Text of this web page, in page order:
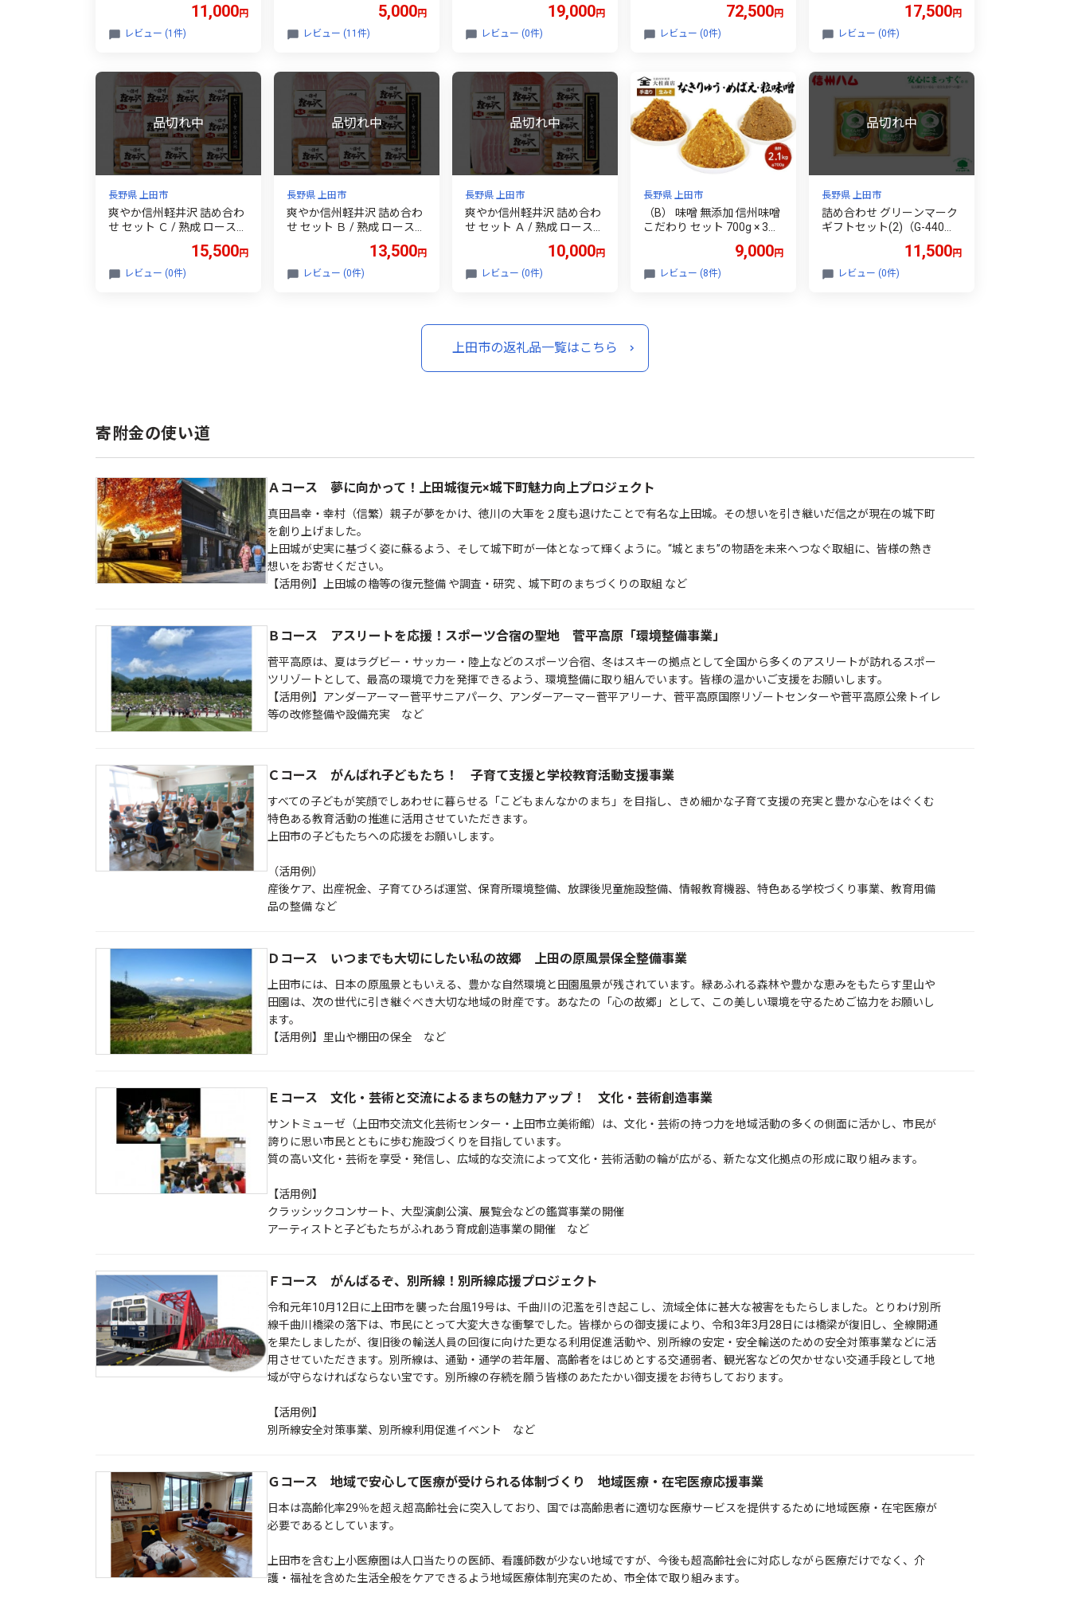
00g 計 1.4kg みそ 詰め合わ
せ ミソ 米みそ 信州 信州み
式会社大桂商店 [№5312-00
39]
11,000円
レビュー (1件)
峰 押し寄せるうま味をどう
ぞ味わってください 大吟醸
野 上田市 上田 株式会社大
桂商店 [№5312-0035]
5,000円
レビュー (11件)
せ かき氷 7月配送 [№5312-
7214]1315
19,000円
レビュー (0件)
マスカット 4kg 果物 くだも
の フルーツ デザート 旬の
72,500円
レビュー (0件)
17,500円
レビュー (0件)
長野県 上田市
爽やか信州軽井沢 詰め合わ
せ セット Ｃ / 熟成 ロースハ
g ビアシンケン 60g2個 熟成
あらびきウインナー 58g2個
15,500円
レビュー (0件)
長野県 上田市
爽やか信州軽井沢 詰め合わ
せ セット Ｂ / 熟成 ロースハ
アシンケン 60g 熟成 あらび
きウインナー 58g 2個 熟成
13,500円
レビュー (0件)
長野県 上田市
爽やか信州軽井沢 詰め合わ
せ セット Ａ / 熟成 ロースハ
アシンケン 60g 熟成 あらび
きウインナー 58g 熟成 ハー
10,000円
レビュー (0件)
長野県 上田市
（B） 味噌 無添加 信州味噌
こだわり セット 700g × 3種
手作り 調味料 天然醸造 信
州みそ 米味噌 米みそ 長野
9,000円
レビュー (8件)
長野県 上田市
詰め合わせ グリーンマーク
ギフトセット(2)（G-440）
ュー ウインナー 肉 ハム チ
ャーシュー セット 詰合せ
11,500円
レビュー (0件)
上田市の返礼品一覧はこちら
寄附金の使い道
Ａコース 夢に向かって！上田城復元×城下町魅力向上プロジェクト
真田昌幸・幸村（信繁）親子が夢をかけ、徳川の大軍を２度も退けたことで有名な上田城。その想いを引き継いだ信之が現在の城下町
を創り上げました。
上田城が史実に基づく姿に蘇るよう、そして城下町が一体となって輝くように。“城とまち”の物語を未来へつなぐ取組に、皆様の熱き
想いをお寄せください。
【活用例】上田城の櫓等の復元整備 や調査・研究 、城下町のまちづくりの取組 など
Ｂコース アスリートを応援！スポーツ合宿の聖地 菅平高原「環境整備事業」
菅平高原は、夏はラグビー・サッカー・陸上などのスポーツ合宿、冬はスキーの拠点として全国から多くのアスリートが訪れるスポー
ツリゾートとして、最高の環境で力を発揮できるよう、環境整備に取り組んでいます。皆様の温かいご支援をお願いします。
【活用例】アンダーアーマー菅平サニアパーク、アンダーアーマー菅平アリーナ、菅平高原国際リゾートセンターや菅平高原公衆トイレ
等の改修整備や設備充実 など
Ｃコース がんばれ子どもたち！ 子育て支援と学校教育活動支援事業
すべての子どもが笑顔でしあわせに暮らせる「こどもまんなかのまち」を目指し、きめ細かな子育て支援の充実と豊かな心をはぐくむ
特色ある教育活動の推進に活用させていただきます。
上田市の子どもたちへの応援をお願いします。
（活用例）
産後ケア、出産祝金、子育てひろば運営、保育所環境整備、放課後児童施設整備、情報教育機器、特色ある学校づくり事業、教育用備
品の整備 など
Ｄコース いつまでも大切にしたい私の故郷 上田の原風景保全整備事業
上田市には、日本の原風景ともいえる、豊かな自然環境と田園風景が残されています。緑あふれる森林や豊かな恵みをもたらす里山や
田園は、次の世代に引き継ぐべき大切な地域の財産です。あなたの「心の故郷」として、この美しい環境を守るためご協力をお願いし
ます。
【活用例】里山や棚田の保全 など
Ｅコース 文化・芸術と交流によるまちの魅力アップ！ 文化・芸術創造事業
サントミューゼ（上田市交流文化芸術センター・上田市立美術館）は、文化・芸術の持つ力を地域活動の多くの側面に活かし、市民が
誇りに思い市民とともに歩む施設づくりを目指しています。
質の高い文化・芸術を享受・発信し、広域的な交流によって文化・芸術活動の輪が広がる、新たな文化拠点の形成に取り組みます。
【活用例】
クラッシックコンサート、大型演劇公演、展覧会などの鑑賞事業の開催
アーティストと子どもたちがふれあう育成創造事業の開催 など
Ｆコース がんばるぞ、別所線！別所線応援プロジェクト
令和元年10月12日に上田市を襲った台風19号は、千曲川の氾濫を引き起こし、流域全体に甚大な被害をもたらしました。とりわけ別所
線千曲川橋梁の落下は、市民にとって大変大きな衝撃でした。皆様からの御支援により、令和3年3月28日には橋梁が復旧し、全線開通
を果たしましたが、復旧後の輸送人員の回復に向けた更なる利用促進活動や、別所線の安定・安全輸送のための安全対策事業などに活
用させていただきます。別所線は、通勤・通学の若年層、高齢者をはじめとする交通弱者、観光客などの欠かせない交通手段として地
域が守らなければならない宝です。別所線の存続を願う皆様のあたたかい御支援をお待ちしております。
【活用例】
別所線安全対策事業、別所線利用促進イベント など
Ｇコース 地域で安心して医療が受けられる体制づくり 地域医療・在宅医療応援事業
日本は高齢化率29％を超え超高齢社会に突入しており、国では高齢患者に適切な医療サービスを提供するために地域医療・在宅医療が
必要であるとしています。
上田市を含む上小医療圏は人口当たりの医師、看護師数が少ない地域ですが、今後も超高齢社会に対応しながら医療だけでなく、介
護・福祉を含めた生活全般をケアできるよう地域医療体制充実のため、市全体で取り組みます。